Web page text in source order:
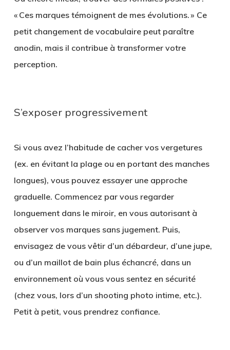
« Ces marques témoignent de mes évolutions. » Ce
petit changement de vocabulaire peut paraître
anodin, mais il contribue à transformer votre
perception.
S’exposer progressivement
Si vous avez l’habitude de cacher vos vergetures
(ex. en évitant la plage ou en portant des manches
longues), vous pouvez essayer une approche
graduelle. Commencez par vous regarder
longuement dans le miroir, en vous autorisant à
observer vos marques sans jugement. Puis,
envisagez de vous vêtir d’un débardeur, d’une jupe,
ou d’un maillot de bain plus échancré, dans un
environnement où vous vous sentez en sécurité
(chez vous, lors d’un shooting photo intime, etc.).
Petit à petit, vous prendrez confiance.